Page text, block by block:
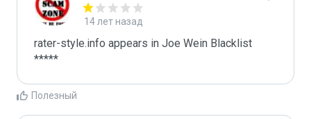
14 лет назад
rater-style.info appears in Joe Wein Blacklist
*****
Полезный